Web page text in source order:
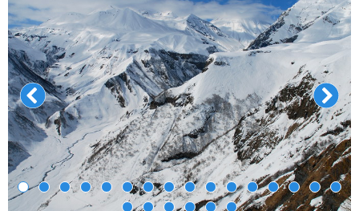
Инструкторы
Прокат
Ски-сервис
Дети в Гудаури
Развлечения
Календарь событий
Телеграм-канал
Гудаури
INFO